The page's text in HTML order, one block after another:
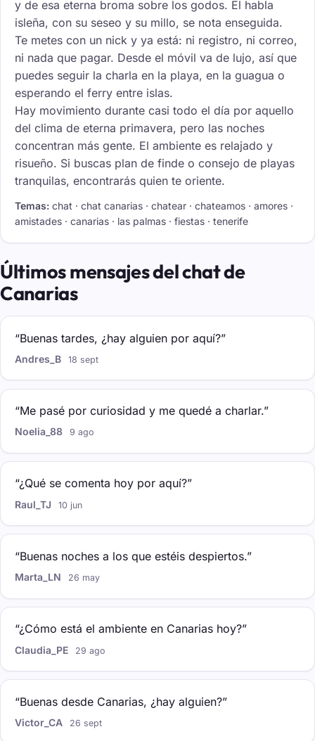
y de esa eterna broma sobre los godos. El habla
isleña, con su seseo y su millo, se nota enseguida.
Te metes con un nick y ya está: ni registro, ni correo,
ni nada que pagar. Desde el móvil va de lujo, así que
puedes seguir la charla en la playa, en la guagua o
esperando el ferry entre islas.
Hay movimiento durante casi todo el día por aquello
del clima de eterna primavera, pero las noches
concentran más gente. El ambiente es relajado y
risueño. Si buscas plan de finde o consejo de playas
tranquilas, encontrarás quien te oriente.
Temas: chat · chat canarias · chatear · chateamos · amores ·
amistades · canarias · las palmas · fiestas · tenerife
Últimos mensajes del chat de
Canarias
“Buenas tardes, ¿hay alguien por aquí?”
Andres_B 18 sept
“Me pasé por curiosidad y me quedé a charlar.”
Noelia_88 9 ago
“¿Qué se comenta hoy por aquí?”
Raul_TJ 10 jun
“Buenas noches a los que estéis despiertos.”
Marta_LN 26 may
“¿Cómo está el ambiente en Canarias hoy?”
Claudia_PE 29 ago
“Buenas desde Canarias, ¿hay alguien?”
Victor_CA 26 sept